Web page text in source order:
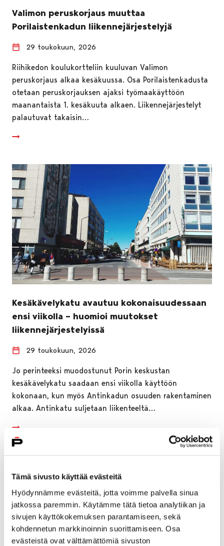
Tämä sivusto käyttää evästeitä
Hyödynnämme evästeitä, jotta voimme palvella sinua
jatkossa paremmin. Käytämme tätä tietoa analytiikan ja
sivujen käyttökokemuksen parantamiseen, sekä
kohdennetun markkinoinnin suorittamiseen. Osa
evästeistä ovat välttämättömiä sivuston
Valimon peruskorjaus muuttaa
Porilaistenkadun liikennejärjestelyjä
29 toukokuun, 2026
Riihikedon koulukortteliin kuuluvan Valimon
peruskorjaus alkaa kesäkuussa. Osa Porilaistenkadusta
otetaan peruskorjauksen ajaksi työmaakäyttöön
maanantaista 1. kesäkuuta alkaen. Liikennejärjestelyt
palautuvat takaisin…
Kesäkävelykatu avautuu kokonaisuudessaan
ensi viikolla – huomioi muutokset
liikennejärjestelyissä
29 toukokuun, 2026
Jo perinteeksi muodostunut Porin keskustan
kesäkävelykatu saadaan ensi viikolla käyttöön
kokonaan, kun myös Antinkadun osuuden rakentaminen
alkaa. Antinkatu suljetaan liikenteeltä…